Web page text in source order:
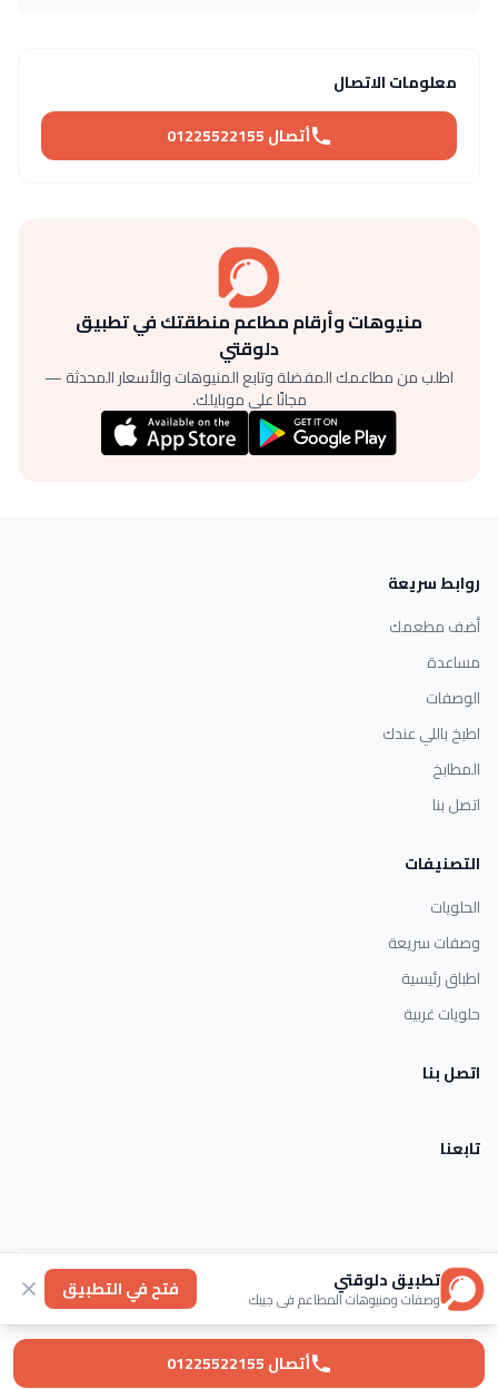
معلومات الاتصال
أتصال 01225522155
منيوهات وأرقام مطاعم منطقتك في تطبيق
دلوقتي
اطلب من مطاعمك المفضلة وتابع المنيوهات والأسعار المحدثة —
مجانًا على موبايلك.
أتصال 01225522155
روابط سريعة
أضف مطعمك
مساعدة
الوصفات
اطبخ باللي عندك
المطابخ
اتصل بنا
التصنيفات
الحلويات
وصفات سريعة
اطباق رئيسية
حلويات غربية
اتصل بنا
تابعنا
خصوصية عنا
© 2026 Dlwaqty. جميع الحقوق محفوظة.
Powered byGAIT
تطبيق دلوقتي
وصفات ومنيوهات المطاعم في جيبك فتح في التطبيق